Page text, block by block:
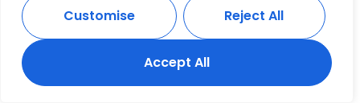
Customise Reject All
Accept All